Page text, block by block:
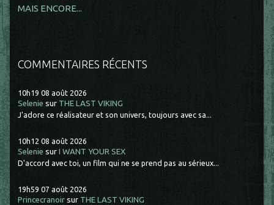
MAIS ENCORE...
COMMENTAIRES RÉCENTS
10h19 08 août 2026
Selenie sur THE LAST VIKING
J'adore ce réalisateur et son univers, toujours avec sa...
10h12 08 août 2026
Selenie surI WANT YOUR SEX
D'accord avec toi, un film qui ne se prend pas au sérieux...
19h59 07 août 2026
Princecranoir sur THE LAST VIKING